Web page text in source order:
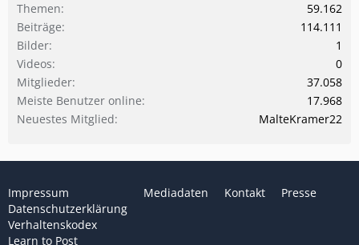
Themen
59.162
Beiträge
114.111
Bilder
1
Videos
0
Mitglieder
37.058
Meiste Benutzer online
17.968
Neuestes Mitglied
MalteKramer22
Impressum
Datenschutzerklärung
Verhaltenskodex
Learn to Post
Mediadaten Kontakt Presse